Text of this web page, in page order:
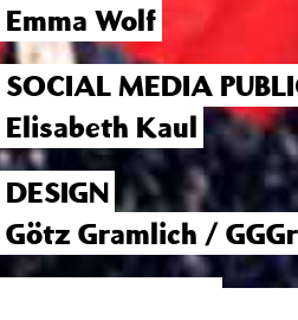
Emma Wolf
SOCIAL MEDIA
Elisabeth Kaul
DESIGN
Götz Gramlich /